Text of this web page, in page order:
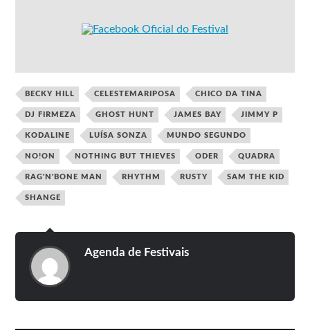
BECKY HILL CELESTEMARIPOSA CHICO DA TINA
DJ FIRMEZA GHOST HUNT JAMES BAY JIMMY P
KODALINE LUÍSA SONZA MUNDO SEGUNDO
NO!ON NOTHING BUT THIEVES ODER QUADRA
RAG'N'BONE MAN RHYTHM RUSTY SAM THE KID
SHANGE
Agenda de Festivais